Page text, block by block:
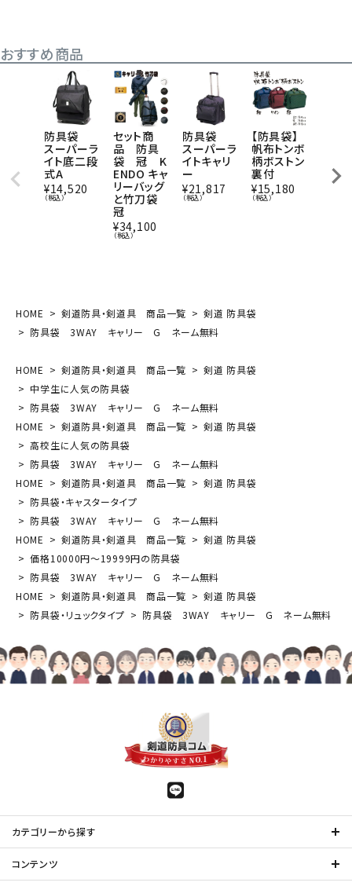
おすすめ商品
防具袋
スーパーラ
イト底二段
式A
¥14,520
（税込）
セット商
品 防具
袋 冠 K
ENDO キャ
リーバッグ
と竹刀袋
冠
¥34,100
（税込）
防具袋
スーパーラ
イトキャリ
ー
¥21,817
（税込）
【防具袋】
帆布トンボ
柄ボストン
裏付
¥15,180
（税込）
セ
本
HOME 剣道防具・剣道具 商品一覧
剣道 防具袋
防具袋 3WAY キャリー G ネーム無料
HOME 剣道防具・剣道具 商品一覧
剣道 防具袋
中学生に人気の防具袋
防具袋 3WAY キャリー G ネーム無料
HOME
剣道防具・剣道具 商品一覧
剣道 防具袋
高校生に人気の防具袋
防具袋 3WAY キャリー G ネーム無料
HOME
剣道防具・剣道具 商品一覧
剣道 防具袋
防具袋・キャスタータイプ
防具袋 3WAY キャリー G ネーム無料
HOME
剣道防具・剣道具 商品一覧
剣道 防具袋
価格10000円～19999円の防具袋
防具袋 3WAY キャリー G ネーム無料
HOME
剣道防具・剣道具 商品一覧
剣道 防具袋
防具袋・リュックタイプ
防具袋 3WAY キャリー G ネーム無料
カテゴリーから探す
コンテンツ